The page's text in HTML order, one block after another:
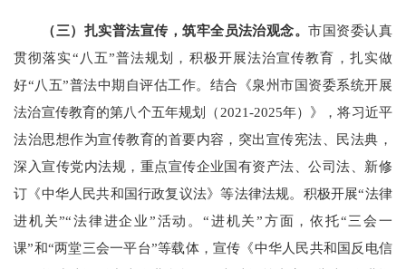
（三）扎实普法宣传，筑牢全员法治观念。市国资委认真
贯彻落实“八五”普法规划，积极开展法治宣传教育， 扎实做
好“八五”普法中期自评估工作。结合 《泉州市国资委系统开展
法治宣传教育的第八个五年规划（2021-2025年）》，将习近平
法治思想作为宣传教育的首要内容，突出宣传宪法、民法典，
深入宣传党内法规，重点宣传企业国有资产法、公司法、 新修
订《中华人民共和国行政复议法》等法律法规。积极开展“法律
进机关”“法律进企业”活动。 “进机关”方面，依托“三会一
课”和“两堂三会一平台”等载体，宣传《中华人民共和国反电信